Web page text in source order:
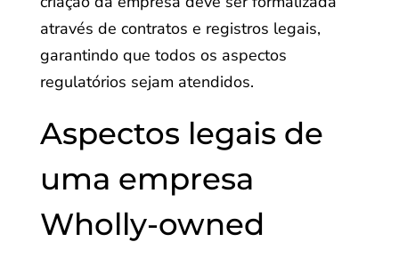
através de contratos e registros legais,
garantindo que todos os aspectos
regulatórios sejam atendidos.
Aspectos legais de
uma empresa
Wholly-owned